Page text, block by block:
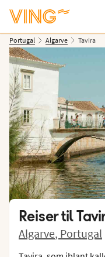
Portugal Algarve Tavira
Vis bilder
Reiser til
Algarve, Portugal